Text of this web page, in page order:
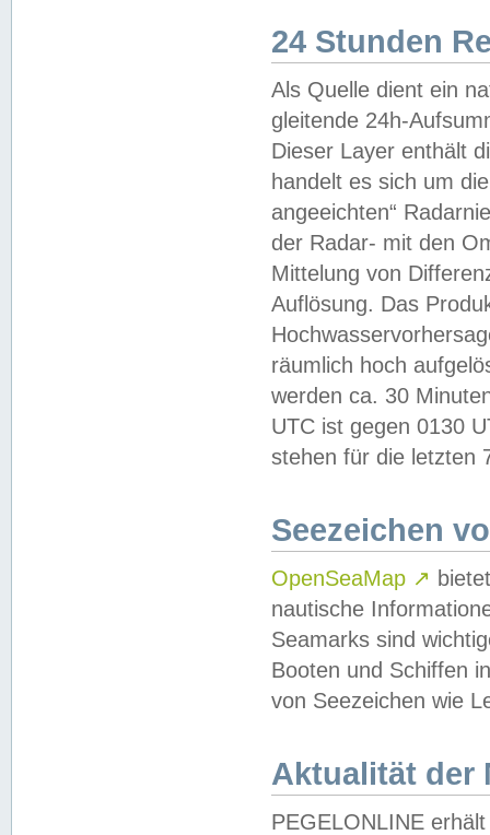
24 Stunden
Als Quelle dient ein
gleitende 24h-
Dieser Layer enthält
handelt es sich um
angeeichten“
der Radar- mit den
Mittelung von
Auflösung. Das
räumlich hoch
werden ca. 30
UTC ist gegen 0130
stehen für die letzten
Seezeichen
OpenSeaMap ↗
nautische
Seamarks sind
Booten und Schiffen
von Seezeichen wie
Aktualität der
PEGELONLINE